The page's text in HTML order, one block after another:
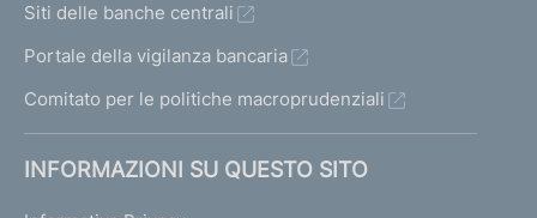
Siti delle banche centrali
Portale della vigilanza bancaria
Comitato per le politiche macroprudenziali
INFORMAZIONI SU QUESTO SITO